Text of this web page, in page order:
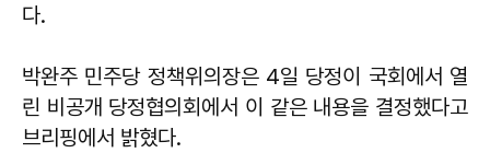
다.
박완주 민주당 정책위의장은 4일 당정이 국회에서 열
린 비공개 당정협의회에서 이 같은 내용을 결정했다고
브리핑에서 밝혔다.